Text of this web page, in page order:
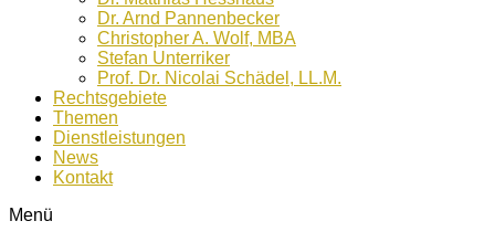
Dr. Arnd Pannenbecker
Christopher A. Wolf, MBA
Stefan Unterriker
Prof. Dr. Nicolai Schädel, LL.M.
Rechtsgebiete
Themen
Dienstleistungen
News
Kontakt
Menü